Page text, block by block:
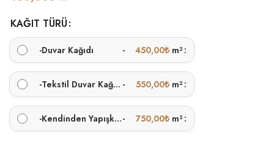
KAĞIT TÜRÜ
-Duvar Kağıdı - 450,00₺ m²
- Tekstil Duvar Kağıdı - 550,00₺ m²
- Kendinden Yapışkanlı- 750,00₺ m²